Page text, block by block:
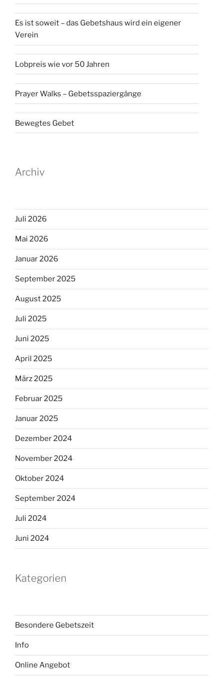
Es ist soweit – das Gebetshaus wird ein eigener
Verein
Lobpreis wie vor 50 Jahren
Prayer Walks – Gebetsspaziergänge
Bewegtes Gebet
Archiv
Juli 2026
Mai 2026
Januar 2026
September 2025
August 2025
Juli 2025
Juni 2025
April 2025
März 2025
Februar 2025
Januar 2025
Dezember 2024
November 2024
Oktober 2024
September 2024
Juli 2024
Juni 2024
Kategorien
Besondere Gebetszeit
Info
Online Angebot